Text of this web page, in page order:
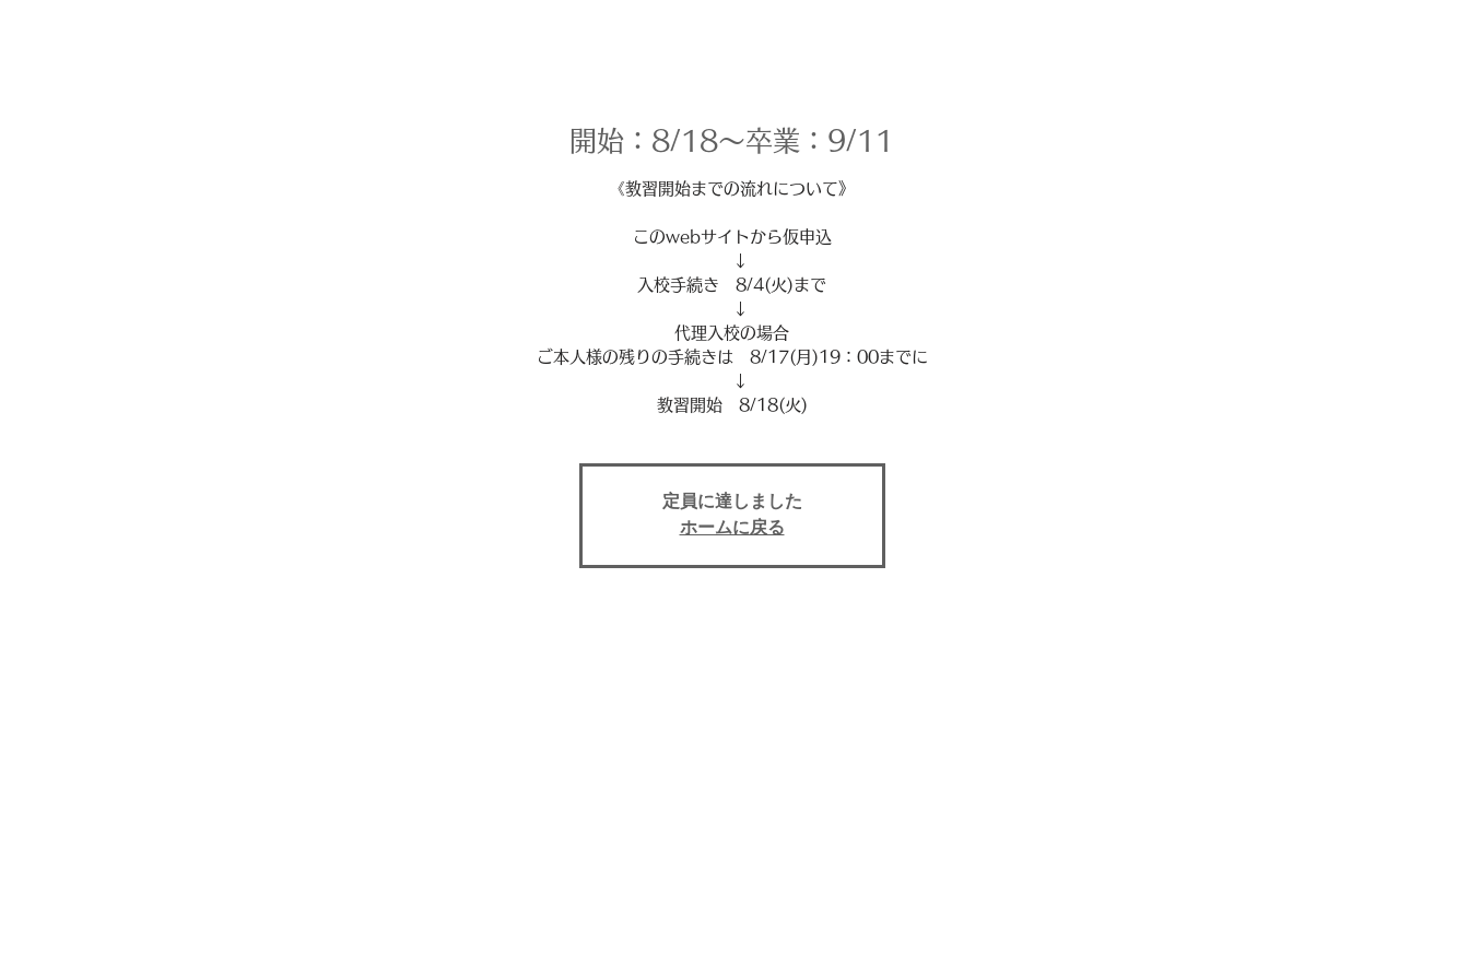
開始：8/18～卒業：9/11
《教習開始までの流れについて》
このwebサイトから仮申込
↓
入校手続き 8/4(火)まで
↓
代理入校の場合
ご本人様の残りの手続きは 8/17(月)19：00までに
↓
教習開始 8/18(火)
定員に達しました
ホームに戻る